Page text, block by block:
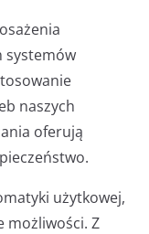
systemów
naszych
oferują
użytkowej,
możliwości. Z